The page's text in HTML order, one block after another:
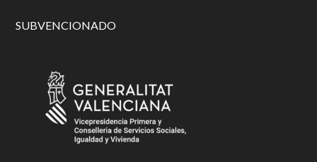
SUBVENCIONADO